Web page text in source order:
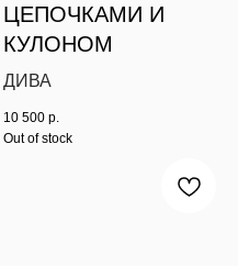
ЦЕПОЧКАМИ И
КУЛОНОМ
ДИВА
10 500 р.
Out of stock